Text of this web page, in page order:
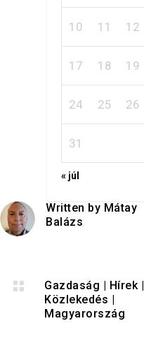
10 11 12
17 18 19
24 25 26
31
« júl
Written by Mátay
Balázs
 Gazdaság | Hírek|
Közlekedés |
Magyarország